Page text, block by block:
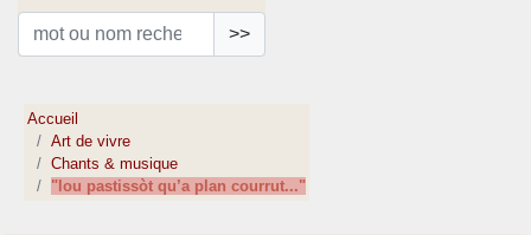
>>
Accueil
Art de vivre
Chants & musique
"lou pastissòt qu’a plan courrut..."